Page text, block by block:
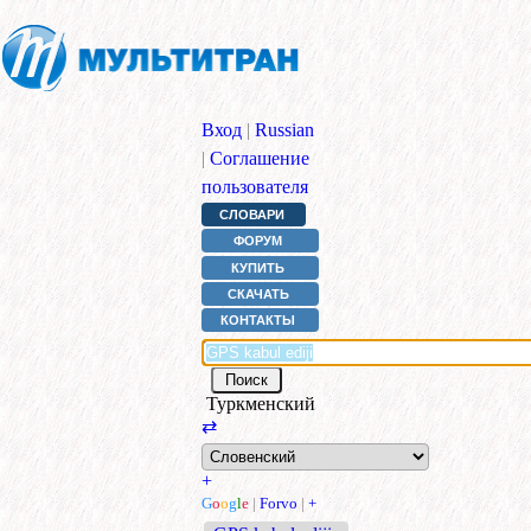
Вход | Russian
| Соглашение
пользователя
СЛОВАРИ
ФОРУМ
КУПИТЬ
СКАЧАТЬ
КОНТАКТЫ
Туркменский
⇄
+
Google | Forvo | +